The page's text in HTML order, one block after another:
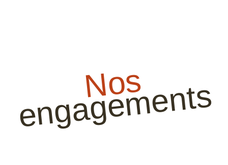
Nos
engagements